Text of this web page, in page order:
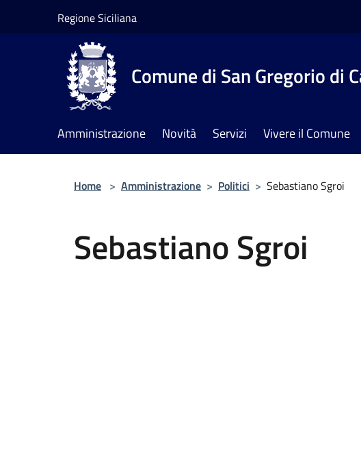
Regione Siciliana
Comune di San Gregorio di
Amministrazione Novità Servizi Vivere il Comune
Home > Amministrazione > Politici > Sebastiano Sgroi
Sebastiano Sgroi